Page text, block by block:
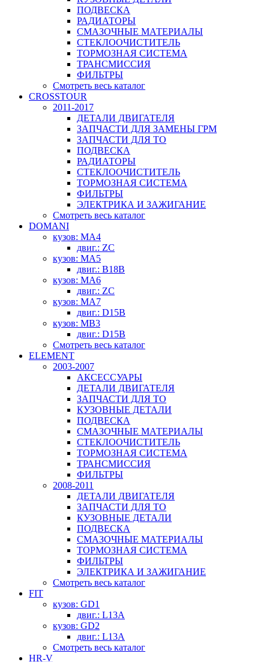
ПОДВЕСКА
РАДИАТОРЫ
СМАЗОЧНЫЕ МАТЕРИАЛЫ
СТЕКЛООЧИСТИТЕЛЬ
ТОРМОЗНАЯ СИСТЕМА
ТРАНСМИССИЯ
ФИЛЬТРЫ
Смотреть весь каталог
CROSSTOUR
2011-2017
ДЕТАЛИ ДВИГАТЕЛЯ
ЗАПЧАСТИ ДЛЯ ЗАМЕНЫ ГРМ
ЗАПЧАСТИ ДЛЯ ТО
ПОДВЕСКА
РАДИАТОРЫ
СТЕКЛООЧИСТИТЕЛЬ
ТОРМОЗНАЯ СИСТЕМА
ФИЛЬТРЫ
ЭЛЕКТРИКА И ЗАЖИГАНИЕ
Смотреть весь каталог
DOMANI
кузов: MA4
двиг.: ZC
кузов: MA5
двиг.: B18B
кузов: MA6
двиг.: ZC
кузов: MA7
двиг.: D15B
кузов: MB3
двиг.: D15B
Смотреть весь каталог
ELEMENT
2003-2007
АКСЕССУАРЫ
ДЕТАЛИ ДВИГАТЕЛЯ
ЗАПЧАСТИ ДЛЯ ТО
КУЗОВНЫЕ ДЕТАЛИ
ПОДВЕСКА
СМАЗОЧНЫЕ МАТЕРИАЛЫ
СТЕКЛООЧИСТИТЕЛЬ
ТОРМОЗНАЯ СИСТЕМА
ТРАНСМИССИЯ
ФИЛЬТРЫ
2008-2011
ДЕТАЛИ ДВИГАТЕЛЯ
ЗАПЧАСТИ ДЛЯ ТО
КУЗОВНЫЕ ДЕТАЛИ
ПОДВЕСКА
СМАЗОЧНЫЕ МАТЕРИАЛЫ
ТОРМОЗНАЯ СИСТЕМА
ФИЛЬТРЫ
ЭЛЕКТРИКА И ЗАЖИГАНИЕ
Смотреть весь каталог
FIT
кузов: GD1
двиг.: L13A
кузов: GD2
двиг.: L13A
Смотреть весь каталог
HR-V